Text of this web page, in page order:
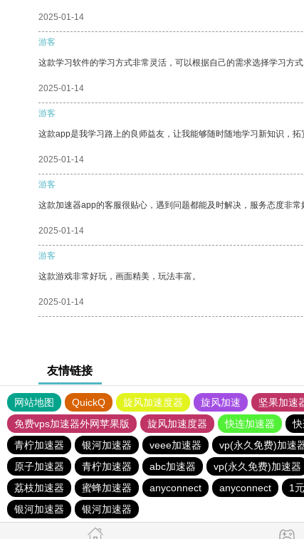
2025-01-14
游客
这款学习软件的学习方式非常灵活，可以根据自己的需求选择学习方
2025-01-14
游客
这款app是我学习路上的良师益友，让我能够随时随地学习新知识，拓
2025-01-14
游客
这款加速器app的客服很贴心，遇到问题都能及时解决，服务态度非常
2025-01-14
游客
这款游戏非常好玩，画面精美，玩法丰富。
2025-01-14
友情链接
网站地图 QuickQ 旋风加速度器 旋风加速 坚果加速
免费vps加速器外网苹果版
旋风加速度器 快连加速器
青柠加速器
银河加速器 veee加速器 vp(永久免费)加速
原子加速器
青柠加速器 abc加速器 vp(永久免费)加速器
荔枝加速器
蜜蜂加速器 anyconnect anyconnect 1
银河加速器
银河加速器